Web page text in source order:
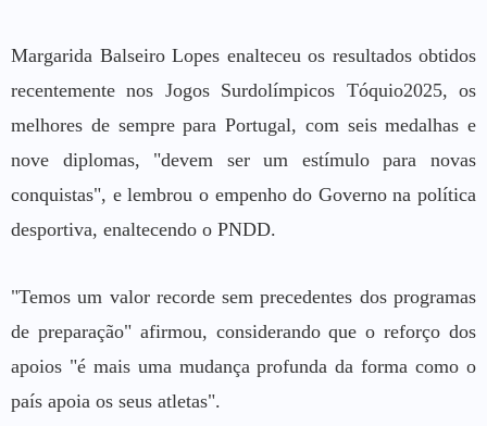
Margarida Balseiro Lopes enalteceu os resultados obtidos
recentemente nos Jogos Surdolímpicos Tóquio2025, os
melhores de sempre para Portugal, com seis medalhas e
nove diplomas, "devem ser um estímulo para novas
conquistas", e lembrou o empenho do Governo na política
desportiva, enaltecendo o PNDD.
"Temos um valor recorde sem precedentes dos programas
de preparação" afirmou, considerando que o reforço dos
apoios "é mais uma mudança profunda da forma como o
país apoia os seus atletas".